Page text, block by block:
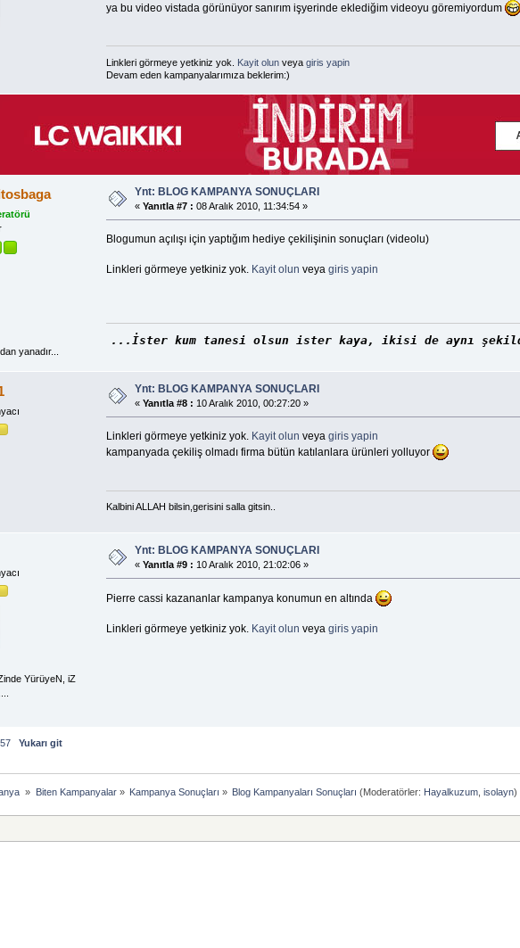
ya bu video vistada görünüyor sanırım işyerinde eklediğim videoyu göremiyordum
Linkleri görmeye yetkiniz yok. Kayit olunveya giris yapin
Devam eden kampanyalarımıza beklerim:)
yanadır...
Ynt: BLOG KAMPANYA SONUÇLARI
« Yanıtla #7 : 08 Aralık 2010, 11:34:54 »
Blogumun açılışı için yaptığım hediye çekilişinin sonuçları (videolu)
Linkleri görmeye yetkiniz yok. Kayit olun veya giris yapin
...İster kum tanesi olsun ister kaya, ikisi de aynı
Ynt: BLOG KAMPANYA SONUÇLARI
« Yanıtla #8 : 10 Aralık 2010, 00:27:20 »
Linkleri görmeye yetkiniz yok. Kayit olun veya giris yapin
kampanyada çekiliş olmadı firma bütün katılanlara ürünleri yolluyor
Kalbini ALLAH bilsin,gerisini salla gitsin..
YürüyeN, iZ
Ynt: BLOG KAMPANYA SONUÇLARI
« Yanıtla #9 : 10 Aralık 2010, 21:02:06 »
Pierre cassi kazananlar kampanya konumun en altında
Linkleri görmeye yetkiniz yok. Kayit olun veya giris yapin
57
Yukarı git
» Biten Kampanyalar» Kampanya Sonuçları » Blog Kampanyaları Sonuçları (Moderatörler: Hayalkuzum ,isolayn)